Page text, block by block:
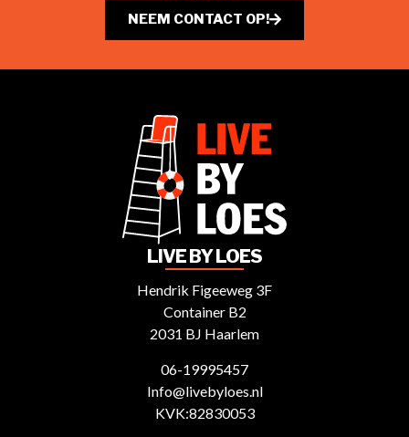
NEEM CONTACT OP!
LIVE BY LOES
Hendrik Figeeweg 3F
Container B2
2031 BJ Haarlem
06-19995457
Info@livebyloes.nl
KVK:82830053